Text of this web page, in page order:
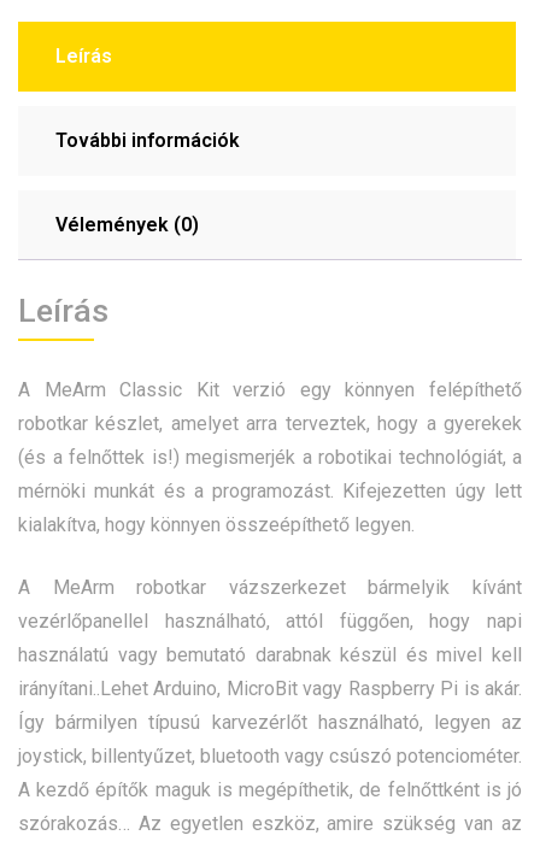
Leírás
További információk
Vélemények (0)
Leírás
A MeArm Classic Kit verzió egy könnyen felépíthető
robotkar készlet, amelyet arra terveztek, hogy a gyerekek
(és a felnőttek is!) megismerjék a robotikai technológiát, a
mérnöki munkát és a programozást. Kifejezetten úgy lett
kialakítva, hogy könnyen összeépíthető legyen.
A MeArm robotkar vázszerkezet bármelyik kívánt
vezérlőpanellel használható, attól függően, hogy napi
használatú vagy bemutató darabnak készül és mivel kell
irányítani..Lehet Arduino, MicroBit vagy Raspberry Pi is akár.
Így bármilyen típusú karvezérlőt használható, legyen az
joystick, billentyűzet, bluetooth vagy csúszó potenciométer.
A kezdő építők maguk is megépíthetik, de felnőttként is jó
szórakozás… Az egyetlen eszköz, amire szükség van az